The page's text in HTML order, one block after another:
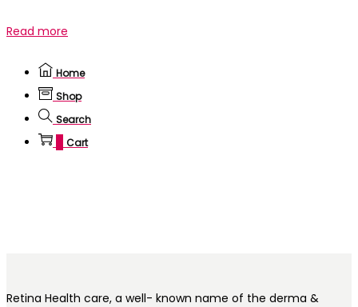
Read more
Home
Shop
Search
Cart
Retina Health care, a well- known name of the derma &